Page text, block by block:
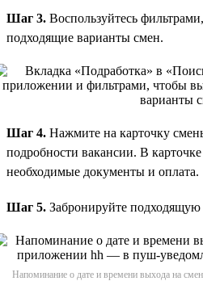
Шаг 3. Воспользуйтесь
подходящие варианты смен.
Шаг 4. Нажмите на карточку
подробности вакансии. В
необходимые документы и оплата.
Шаг 5. Забронируйте подходящую
Напоминание о дате и времени выхода на